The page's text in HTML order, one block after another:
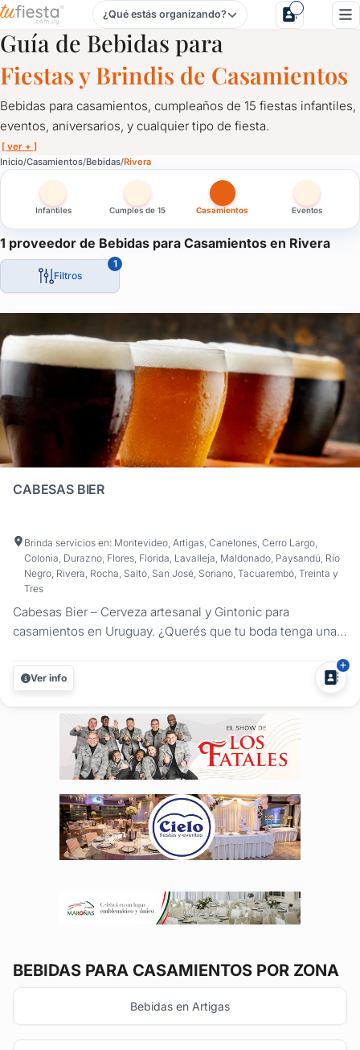
Bebidas para Casamientos en Rivera
¿Qué estás organizando?
Guía de Bebidas para
Fiestas y Brindis de Casamientos
Bebidas para casamientos, cumpleaños de 15 fiestas infantiles,
eventos, aniversarios, y cualquier tipo de fiesta.
[ ver + ]
Inicio Casamientos Bebidas Rivera
Infantiles Cumples de 15 Casamientos Eventos
1 proveedor de Bebidas para Casamientos en Rivera
Filtros
1
CABESAS BIER
Brinda servicios en: Montevideo, Artigas, Canelones, Cerro Largo,
Colonia, Durazno, Flores, Florida, Lavalleja, Maldonado, Paysandú, Río
Negro, Rivera, Rocha, Salto, San José, Soriano, Tacuarembó, Treinta y
Tres
Cabesas Bier – Cerveza artesanal y Gintonic para
casamientos en Uruguay. ¿Querés que tu boda tenga una
Cabesas Bier ofrece una experiencia completa con cerveza
artesanal en botella o tirada y gintonic de autor, ideal para
Ver info
BEBIDAS PARA CASAMIENTOS POR ZONA
Bebidas en Artigas
Bebidas para Casamientos en Rivera
Bebidas para casamientos, cumpleaños de 15 fiestas
Catering de bebidas alcohólicas y sin alcohol.
Bebidas para fiestas y eventos, cervezas artesanales,
Un servicio fundamental para servir a tus invitados.